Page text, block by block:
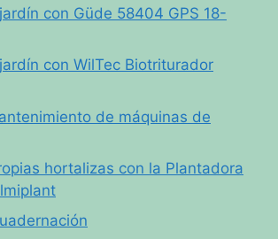
con Güde 58404 GPS 18-
con WilTec Biotriturador
de máquinas de
hortalizas con la Plantadora